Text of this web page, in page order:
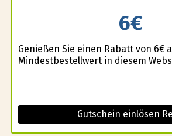
6€
Genießen Sie einen Rabatt von 6€
Mindestbestellwert in diesem
Gutschein einlösen